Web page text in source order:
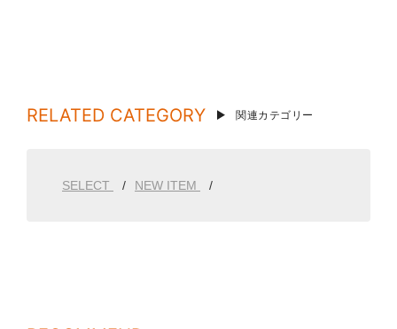
RELATED CATEGORY 関連カテゴリー
SELECT NEW ITEM